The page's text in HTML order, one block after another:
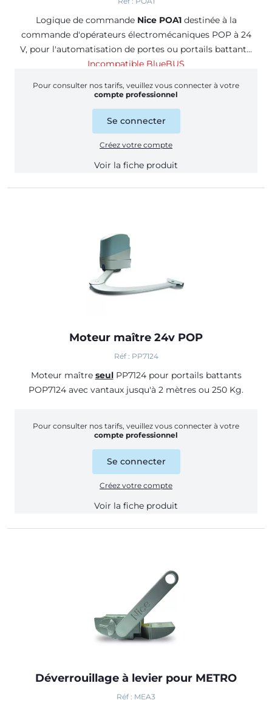
Logique de commande Nice POA1 destinée à la
commande d'opérateurs électromécaniques POP à 24
V, pour l'automatisation de portes ou portails battants.
Incompatible BlueBUS
Pour consulter nos tarifs, veuillez vous connecter à votre
compte professionnel
Se connecter
Créez votre compte
Voir la fiche produit
Moteur maître 24v POP
Réf : PP7124
Moteur maître seulPP7124 pour portails battants
POP7124 avec vantaux jusqu'à 2 mètres ou 250 Kg.
Pour consulter nos tarifs, veuillez vous connecter à votre
compte professionnel
Se connecter
Créez votre compte
Voir la fiche produit
Déverrouillage à levier pour METRO
Réf : MEA3